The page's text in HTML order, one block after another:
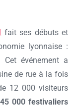
fait ses débuts et
lyonnaise :
Cet événement a
de rue à la fois
12 000 visiteurs
000 festivaliers